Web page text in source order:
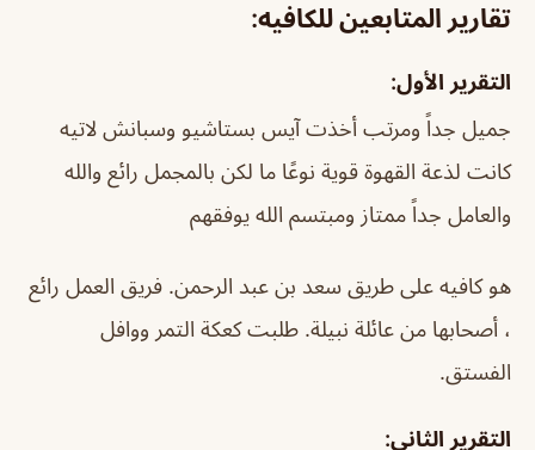
تقارير المتابعين للكافيه:
التقرير الأول:
جميل جداً ومرتب أخذت آيس بستاشيو وسبانش لاتيه
كانت لذعة القهوة قوية نوعًا ما لكن بالمجمل رائع والله
والعامل جداً ممتاز ومبتسم الله يوفقهم
هو كافيه على طريق سعد بن عبد الرحمن. فريق العمل رائع
، أصحابها من عائلة نبيلة. طلبت كعكة التمر ووافل
الفستق.
التقرير الثاني: